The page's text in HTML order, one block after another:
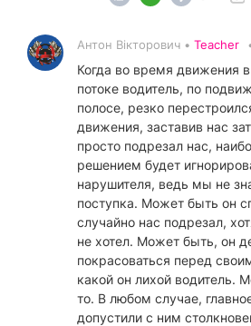
Антон Вікторович • Teacher
Когда во время движения
потоке водитель, по
полосе, резко
движения, заставив нас
просто подрезал нас,
решением будет
нарушителя, ведь мы не
поступка. Может быть он
случайно нас подрезал,
не хотел. Может быть, он
покрасоваться перед
какой он лихой водитель.
то. В любом случае,
допустили с ним